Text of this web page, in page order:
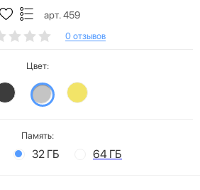
арт. 459
0 отзывов
Цвет:
Память:
32 ГБ 64 ГБ